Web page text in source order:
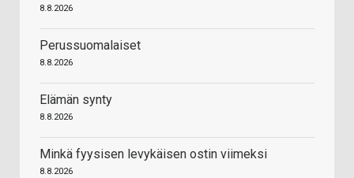
8.8.2026
Perussuomalaiset
8.8.2026
Elämän synty
8.8.2026
Minkä fyysisen levykäisen ostin viimeksi
8.8.2026